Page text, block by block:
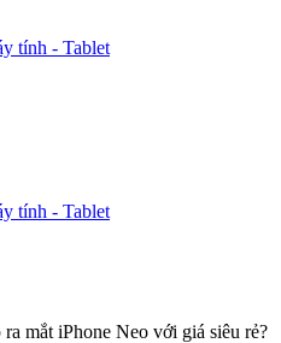
tính - Tablet
tính - Tablet
ra mắt iPhone Neo với giá siêu rẻ?